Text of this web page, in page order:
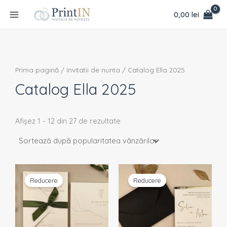
0,00lei
Prima pagină / Invitatii de nunta / Catalog Ella 2025
Catalog Ella 2025
Afișez 1 - 12 din 27 de rezultate
Reducere
inițial
a
fost:
2,46 lei.
curent
este:
2,24 lei.
Reducere
Prețul
inițial
a
curent
este:
2,25 lei.